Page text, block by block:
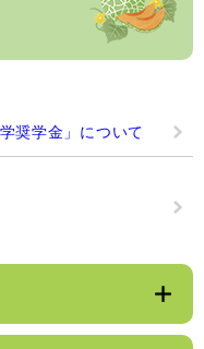
奨学金」について